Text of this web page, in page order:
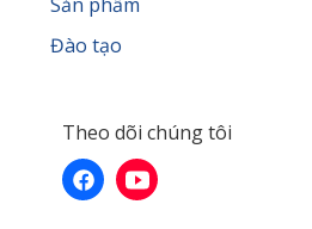
Đào tạo
Theo dõi chúng tôi